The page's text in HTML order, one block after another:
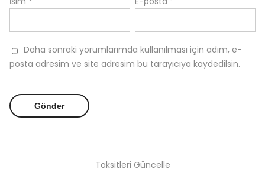
Daha sonraki yorumlarımda kullanılması için adım, e-
posta adresim ve site adresim bu tarayıcıya kaydedilsin.
Taksitleri Güncelle